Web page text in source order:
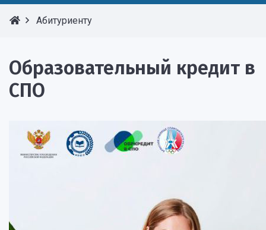
Абитуриенту
Образовательный кредит в
СПО